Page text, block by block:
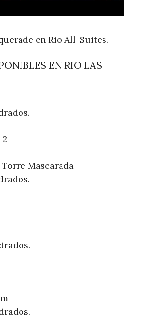
en Rio All-Suites.
EN RIO LAS
Mascarada